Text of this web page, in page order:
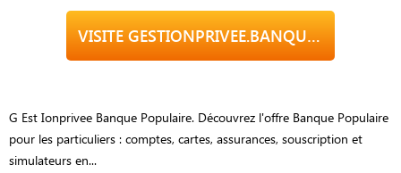
VISITE GESTIONPRIVEE.BANQUEPOPULAIRE.FR
G Est Ionprivee Banque Populaire. Découvrez l'offre Banque Populaire
pour les particuliers : comptes, cartes, assurances, souscription et
simulateurs en...